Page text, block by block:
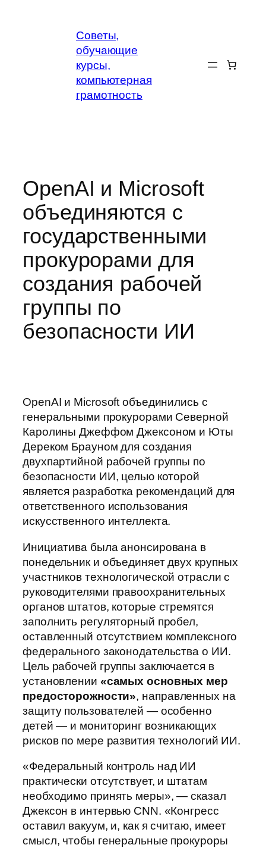
содержимомуСоветы,
обучающие
курсы,
компьютерная
грамотность
OpenAI и Microsoft
объединяются с
государственными
прокурорами для
создания рабочей
группы по
безопасности ИИ
OpenAI и Microsoft объединились с
генеральными прокурорами Северной
Каролины Джеффом Джексоном и Юты
Дереком Брауном для создания
двухпартийной рабочей группы по
безопасности ИИ, целью которой
является разработка рекомендаций для
ответственного использования
искусственного интеллекта.
Инициатива была анонсирована в
понедельник и объединяет двух крупных
участников технологической отрасли с
руководителями правоохранительных
органов штатов, которые стремятся
заполнить регуляторный пробел,
оставленный отсутствием комплексного
федерального законодательства о ИИ.
Цель рабочей группы заключается в
установлении «самых основных мер
предосторожности», направленных на
защиту пользователей — особенно
детей — и мониторинг возникающих
рисков по мере развития технологий ИИ.
«Федеральный контроль над ИИ
практически отсутствует, и штатам
необходимо принять меры», — сказал
Джексон в интервью CNN. «Конгресс
оставил вакуум, и, как я считаю, имеет
смысл, чтобы генеральные прокуроры